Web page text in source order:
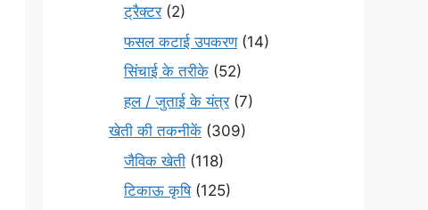
ट्रैक्टर(2)
फसल कटाई उपकरण(14)
सिंचाई के तरीके (52)
हल / जुताई के यंत्र(7)
खेती की तकनीकें (309)
जैविक खेती (118)
टिकाऊ कृषि(125)